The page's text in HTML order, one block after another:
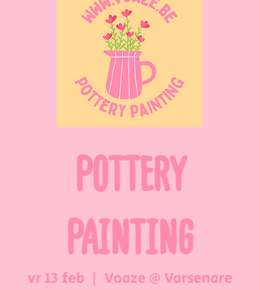
POTTERY
PAINTING
vr 13 feb
  |
Voaze @ Varsenare